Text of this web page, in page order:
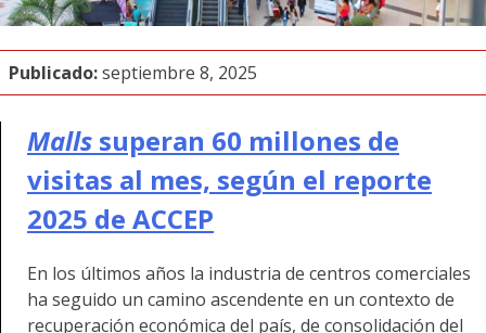
Publicado:septiembre 8, 2025
Malls superan 60 millones de
visitas al mes, según el reporte
2025 de ACCEP
En los últimos años la industria de centros comerciales
ha seguido un camino ascendente en un contexto de
recuperación económica del país, de consolidación del